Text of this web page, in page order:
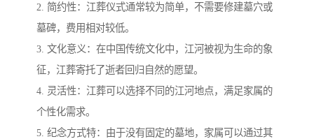
2. 简约性：江葬仪式通常较为简单，不需要修建墓穴或
墓碑，费用相对较低。
3. 文化意义：在中国传统文化中，江河被视为生命的象
征，江葬寄托了逝者回归自然的愿望。
4. 灵活性：江葬可以选择不同的江河地点，满足家属的
个性化需求。
5. 纪念方式特：由于没有固定的墓地，家属可以通过其